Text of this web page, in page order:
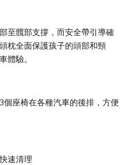
至髖部支撐，而安全帶引導確
枕全面保護孩子的頭部和頸
體驗。
座椅在各種汽車的後排，方便
速清理